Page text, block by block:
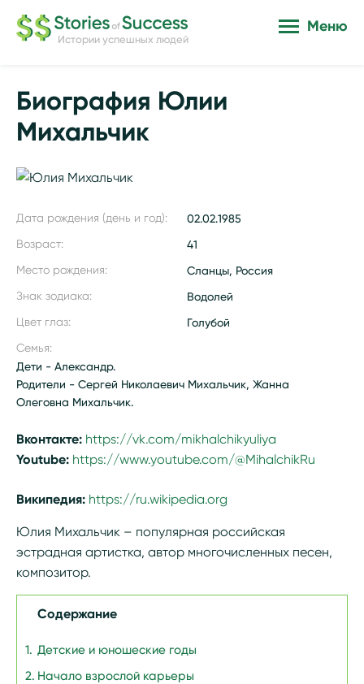
Истории успешных людей
Меню
Биография Юлии
Михальчик
Дата рождения (день и год): 02.02.1985
Возраст: 41
Место рождения: Сланцы, Россия
Знак зодиака: Водолей
Цвет глаз: Голубой
Семья:
Дети - Александр.
Родители - Сергей Николаевич Михальчик, Жанна
Олеговна Михальчик.
Вконтакте: https://vk.com/mikhalchikyuliya
Youtube: https://www.youtube.com/@MihalchikRu
Википедия: https://ru.wikipedia.org/wiki/
Юлия Михальчик – популярная российская
эстрадная артистка, автор многочисленных песен,
композитор.
Содержание
Детские и юношеские годы
Начало взрослой карьеры